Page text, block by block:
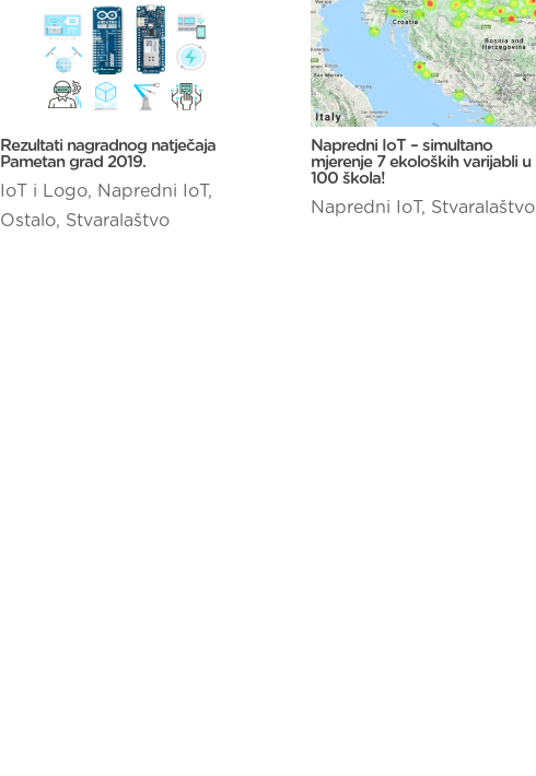
Rezultati nagradnog natječaja
Pametan grad 2019.
IoT i Logo, Napredni IoT,
Ostalo, Stvaralaštvo
Napredni IoT – simultano
mjerenje 7 ekoloških varijabli u
100 škola!
Napredni IoT, Stvaralaštvo